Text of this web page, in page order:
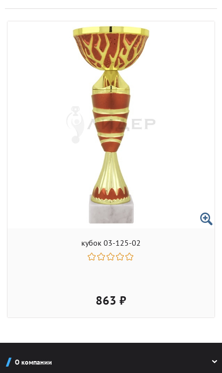
кубок 03-125-02
863 ₽
О компании